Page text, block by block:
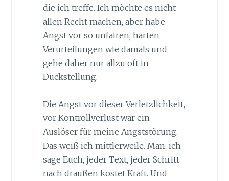
die ich treffe. Ich möchte es nicht
allen Recht machen, aber habe
Angst vor so unfairen, harten
Verurteilungen wie damals und
gehe daher nur allzu oft in
Duckstellung.
Die Angst vor dieser Verletzlichkeit,
vor Kontrollverlust war ein
Auslöser für meine Angststörung.
Das weiß ich mittlerweile. Man, ich
sage Euch, jeder Text, jeder Schritt
nach draußen kostet Kraft. Und